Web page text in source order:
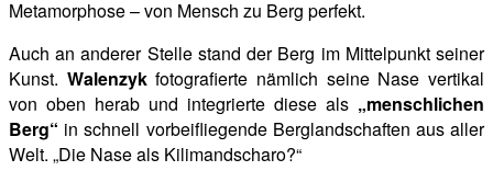
Metamorphose – von Mensch zu Berg perfekt.
Auch an anderer Stelle stand der Berg im Mittelpunkt seiner
Kunst. Walenzykfotografierte nämlich seine Nase vertikal
von oben herab und integrierte diese als „menschlichen
Berg“ in schnell vorbeifliegende Berglandschaften aus aller
Welt. „Die Nase als Kilimandscharo?“